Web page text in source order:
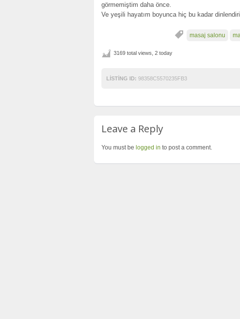
görmemiştim daha önce.
Ve yeşili hayatım boyunca hiç bu kadar
masaj salonu
3169 total views, 2 today
LISTING ID: 98358C5570235FB3
Leave a Reply
You must be logged in to post a comment.